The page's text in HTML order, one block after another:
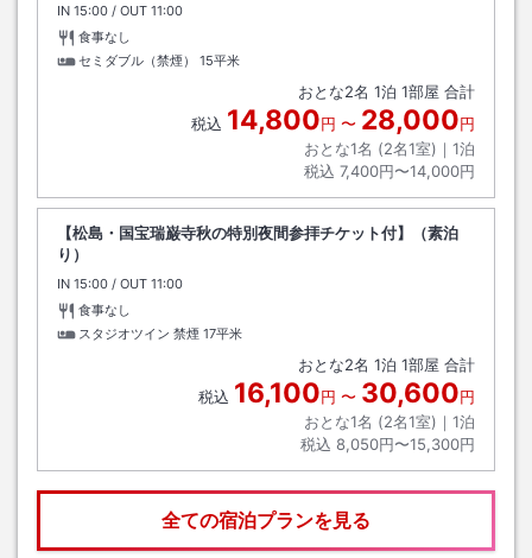
IN チェックイン
15:00 / OUT チェックアウト
11:00
食事なし
セミダブル（禁煙）
15平米
おとな2名 1泊 1部屋 合計
税込 14,800円 〜 28,000円
おとな1名 (2名1室)｜ 1泊
税込 7,400円〜14,000円
【松島・国宝瑞巌寺秋の特別夜間参拝チケット付】（素泊
り）
IN チェックイン
15:00 / OUT チェックアウト
11:00
食事なし
スタジオツイン 禁煙 17平米
おとな2名 1泊 1部屋 合計
税込 16,100円 〜 30,600円
おとな1名 (2名1室)｜ 1泊
税込 8,050円〜15,300円
全ての宿泊プランを見る